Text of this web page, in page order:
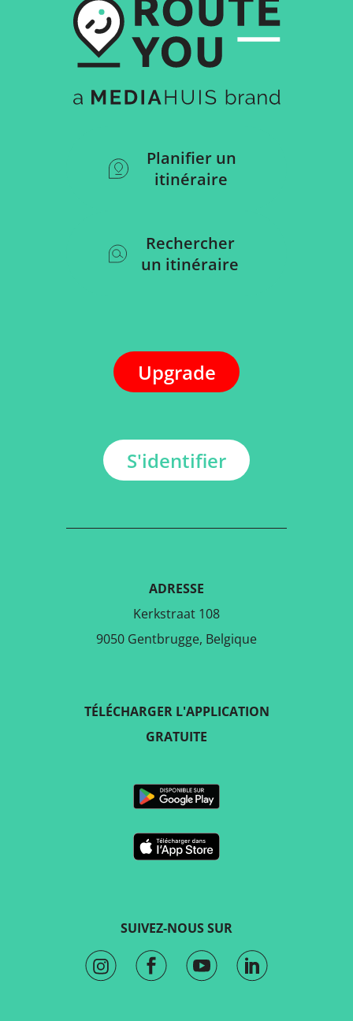
Planifier un
itinéraire
Rechercher
un itinéraire
Upgrade
S'identifier
ADRESSE
Kerkstraat 108
9050 Gentbrugge, Belgique
SUIVEZ-NOUS SUR
TÉLÉCHARGER L'APPLICATION
GRATUITE